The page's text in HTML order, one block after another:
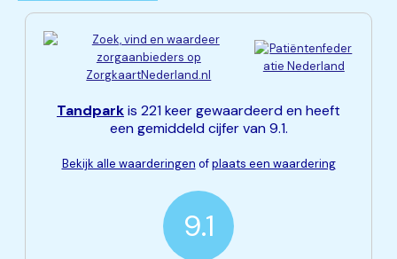
Tandparkis 221 keer gewaardeerd en heeft
een gemiddeld cijfer van 9.1.
Bekijk alle waarderingen ofplaats een waardering
9.1